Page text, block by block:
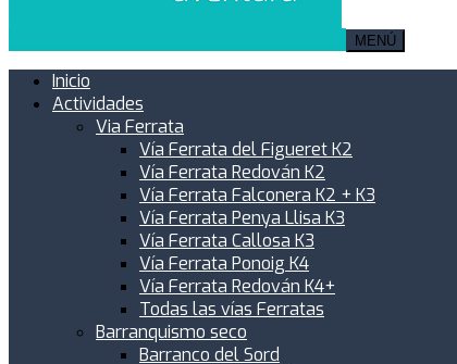
MENÚ
Inicio
Actividades
Via Ferrata
Vía Ferrata del Figueret K2
Vía Ferrata Redován K2
Vía Ferrata Falconera K2 + K3
Vía Ferrata Penya Llisa K3
Vía Ferrata Callosa K3
Vía Ferrata Ponoig K4
Vía Ferrata Redován K4+
Todas las vías Ferratas
Barranquismo seco
Barranco del Sord